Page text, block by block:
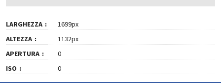
LARGHEZZA
1699px
ALTEZZA
1132px
APERTURA
0
ISO
0